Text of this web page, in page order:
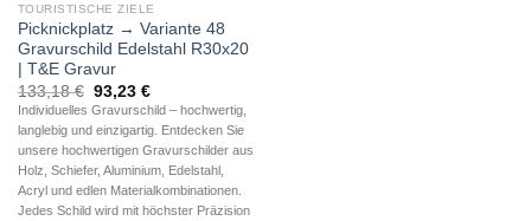
TOURISTISCHE ZIELE
Picknickplatz → Variante 48
Gravurschild Edelstahl R30x20
| T&E Gravur
133,18€ Ursprünglicher
Preis
war:
133,18 €
93,23 €Aktueller
Preis
ist:
93,23 €.
Individuelles Gravurschild – hochwertig,
langlebig und einzigartig. Entdecken Sie
unsere hochwertigen Gravurschilder aus
Holz, Schiefer, Aluminium, Edelstahl,
Acryl und edlen Materialkombinationen.
Jedes Schild wird mit höchster Präzision